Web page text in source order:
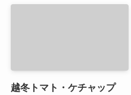
越冬トマト・ケチャップ